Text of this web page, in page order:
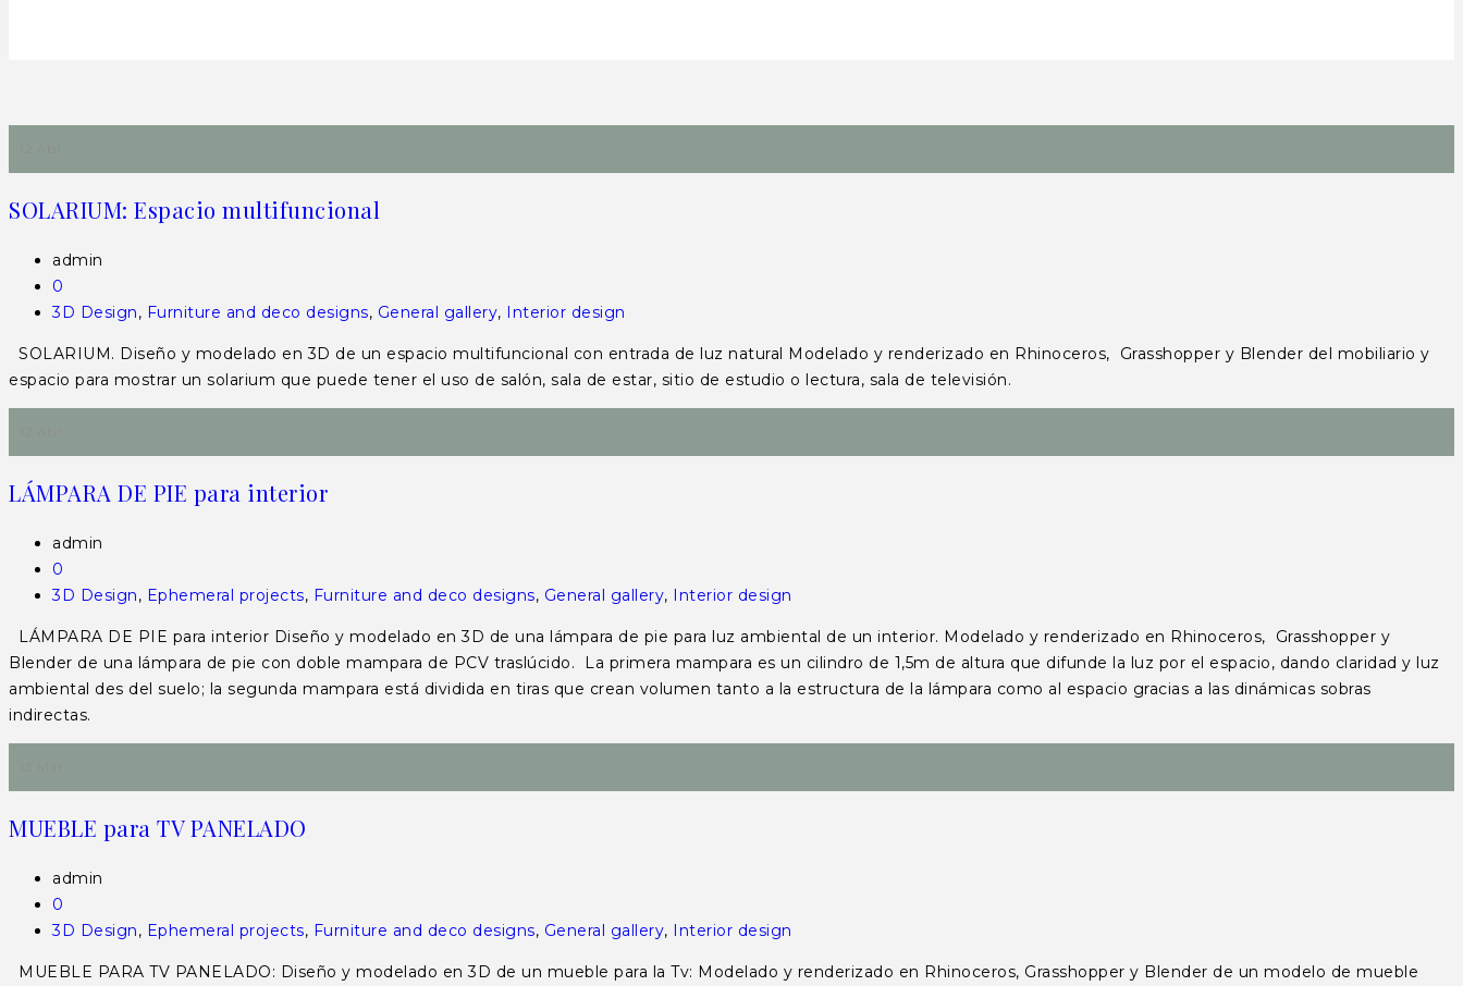
SOLARIUM: Espacio multifuncional
admin
0
3D Design, Furniture and deco designs, General gallery, Interior design
SOLARIUM. Diseño y modelado en 3D de un espacio multifuncional con entrada de luz natural Modelado y renderizado en Rhinoceros, Grasshopper y Blender del mobiliario y
espacio para mostrar un solarium que puede tener el uso de salón, sala de estar, sitio de estudio o lectura, sala de televisión.
LÁMPARA DE PIE para interior
admin
0
3D Design, Ephemeral projects, Furniture and deco designs, General gallery, Interior design
LÁMPARA DE PIE para interior Diseño y modelado en 3D de una lámpara de pie para luz ambiental de un interior. Modelado y renderizado en Rhinoceros, Grasshopper y
Blender de una lámpara de pie con doble mampara de PCV traslúcido. La primera mampara es un cilindro de 1,5m de altura que difunde la luz por el espacio, dando claridad y luz
ambiental des del suelo; la segunda mampara está dividida en tiras que crean volumen tanto a la estructura de la lámpara como al espacio gracias a las dinámicas sobras
indirectas.
MUEBLE para TV PANELADO
admin
0
3D Design, Ephemeral projects, Furniture and deco designs, General gallery, Interior design
MUEBLE PARA TV PANELADO: Diseño y modelado en 3D de un mueble para la Tv: Modelado y renderizado en Rhinoceros, Grasshopper y Blender de un modelo de mueble